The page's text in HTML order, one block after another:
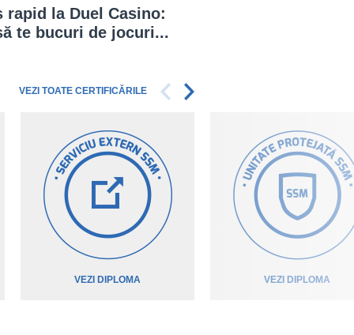
rapid la Duel Casino:
te bucuri de jocuri...
VEZI TOATE CERTIFICĂRILE
VEZI DIPLOMA VEZI DIPLOMA